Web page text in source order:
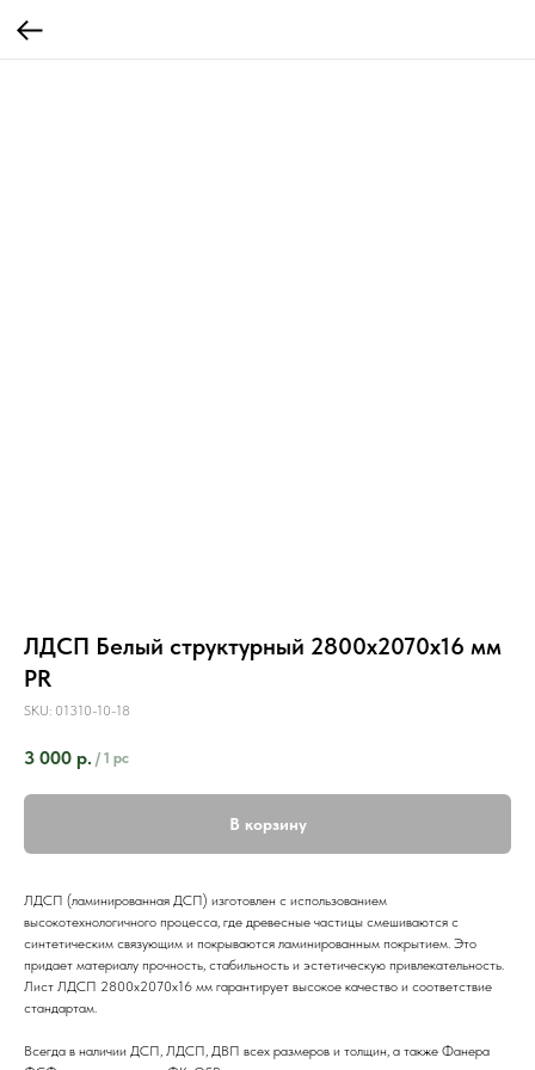
ЛДСП Белый структурный 2800х2070х16 мм
PR
SKU: 01310-10-18
3 000 р. / 1 pc
В корзину
ЛДСП (ламинированная ДСП) изготовлен с использованием
высокотехнологичного процесса, где древесные частицы смешиваются с
синтетическим связующим и покрываются ламинированным покрытием. Это
придает материалу прочность, стабильность и эстетическую привлекательность.
Лист ЛДСП 2800х2070х16 мм гарантирует высокое качество и соответствие
стандартам.
Всегда в наличии ДСП, ЛДСП, ДВП всех размеров и толщин, а также Фанера